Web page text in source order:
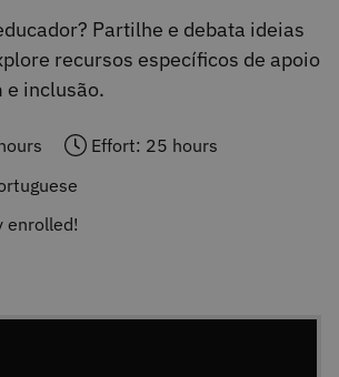
Partilhe e debata ideias
recursos específicos de apoio
e inclusão.
Effort: 25 hours
enrolled!